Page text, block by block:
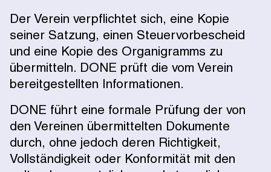
Der Verein verpflichtet sich, eine Kopie
seiner Satzung, einen Steuervorbescheid
und eine Kopie des Organigramms zu
übermitteln. DONE prüft die vom Verein
bereitgestellten Informationen.
DONE führt eine formale Prüfung der von
den Vereinen übermittelten Dokumente
durch, ohne jedoch deren Richtigkeit,
Vollständigkeit oder Konformität mit den